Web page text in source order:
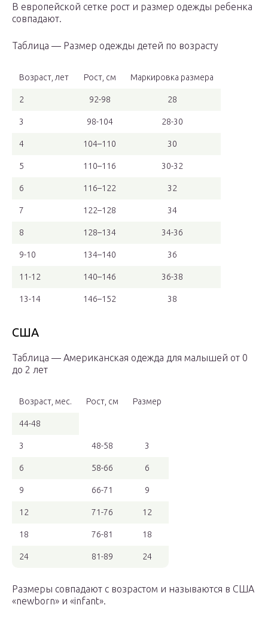
В европейской сетке рост и размер одежды ребенка
совпадают.
Таблица — Размер одежды детей по возрасту
Возраст, лет Рост, см Маркировка размера
2 92-98 28
3 98-104 28-30
4 104–110 30
5 110–116 30-32
6 116–122 32
7 122–128 34
8 128–134 34-36
9-10 134–140 36
11-12 140–146 36-38
13-14 146–152 38
США
Таблица — Американская одежда для малышей от 0
до 2 лет
Возраст, мес. Рост, см Размер
44-48
3 48-58 3
6 58-66 6
9 66-71 9
12 71-76 12
18 76-81 18
24 81-89 24
Размеры совпадают с возрастом и называются в США
«newborn» и «infant».